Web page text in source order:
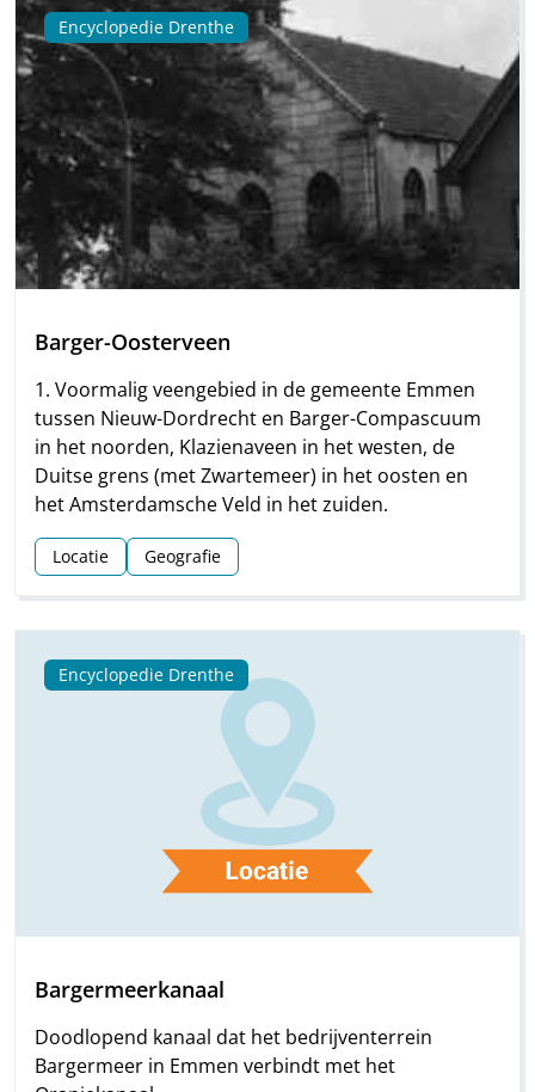
Encyclopedie Drenthe
Barger-Oosterveen
1. Voormalig veengebied in de gemeente Emmen
tussen Nieuw-Dordrecht en Barger-Compascuum
in het noorden, Klazienaveen in het westen, de
Duitse grens (met Zwartemeer) in het oosten en
het Amsterdamsche Veld in het zuiden.
Locatie Geografie
Encyclopedie Drenthe
Bargermeerkanaal
Doodlopend kanaal dat het bedrijventerrein
Bargermeer in Emmen verbindt met het